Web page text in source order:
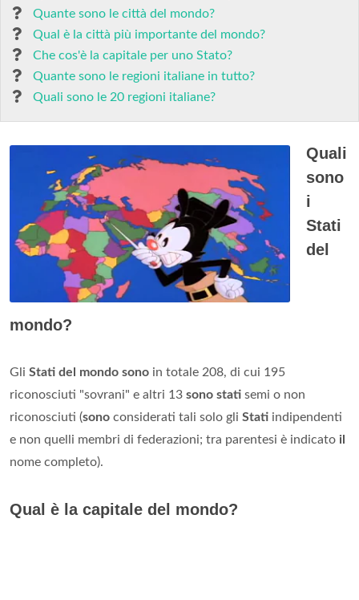
Quante sono le città del mondo?
Qual è la città più importante del mondo?
Che cos'è la capitale per uno Stato?
Quante sono le regioni italiane in tutto?
Quali sono le 20 regioni italiane?
Quali
sono
i
Stati
del
mondo?
Gli Stati del mondo sono in totale 208, di cui 195
riconosciuti "sovrani" e altri 13 sono stati semi o non
riconosciuti (sono considerati tali solo gli Stati indipendenti
e non quelli membri di federazioni; tra parentesi è indicato il
nome completo).
Qual è la capitale del mondo?